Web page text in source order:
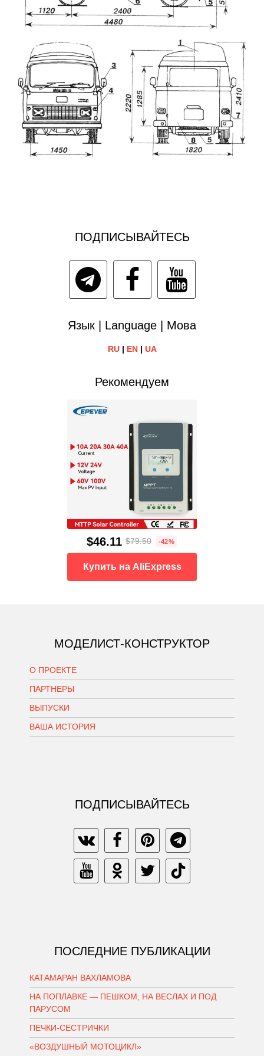
ПОДПИСЫВАЙТЕСЬ
Язык | Language | Мова
RU| EN| UA
Рекомендуем
$46.11 $79.50 -42%
Купить на AliExpress
МОДЕЛИСТ-КОНСТРУКТОР
О ПРОЕКТЕ
ПАРТНЕРЫ
ВЫПУСКИ
ВАША ИСТОРИЯ
ПОДПИСЫВАЙТЕСЬ
ПОСЛЕДНИЕ ПУБЛИКАЦИИ
КАТАМАРАН ВАХЛАМОВА
НА ПОПЛАВКЕ — ПЕШКОМ, НА ВЕСЛАХ И ПОД
ПАРУСОМ
ПЕЧКИ-СЕСТРИЧКИ
«ВОЗДУШНЫЙ МОТОЦИКЛ»